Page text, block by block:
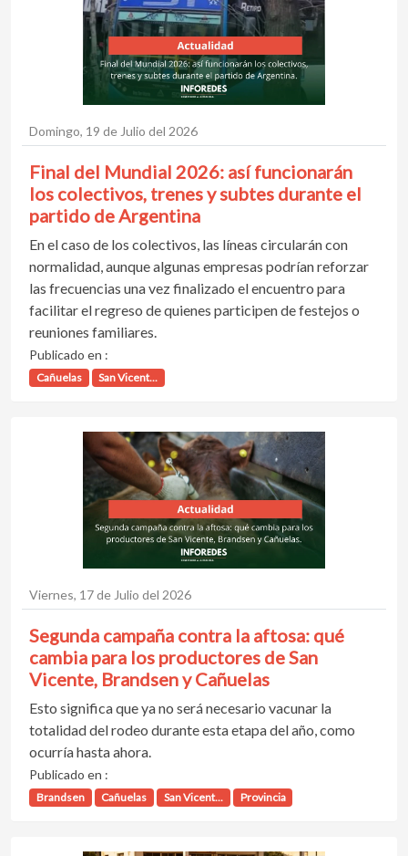
Domingo, 19 de Julio del 2026
Final del Mundial 2026: así funcionarán
los colectivos, trenes y subtes durante el
partido de Argentina
En el caso de los colectivos, las líneas circularán con
normalidad, aunque algunas empresas podrían reforzar
las frecuencias una vez finalizado el encuentro para
facilitar el regreso de quienes participen de festejos o
reuniones familiares.
Publicado en :
Cañuelas San Vicent...
Viernes, 17 de Julio del 2026
Segunda campaña contra la aftosa: qué
cambia para los productores de San
Vicente, Brandsen y Cañuelas
Esto significa que ya no será necesario vacunar la
totalidad del rodeo durante esta etapa del año, como
ocurría hasta ahora.
Publicado en :
Brandsen Cañuelas San Vicent... Provincia